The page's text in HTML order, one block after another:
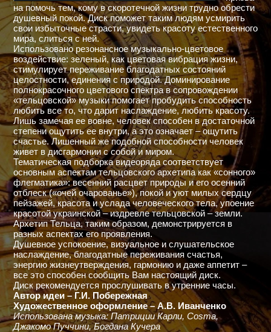
на помочь тем, кому в скоротечной жизни трудно обрести
душевный покой. Диск поможет таким людям усмирить
свои избыточные страсти, увидеть красоту естественного
мира, слиться с ней.
Использовано резонансное музыкально-цветовое
воздействие: зеленый, как цветовая вибрация жизни,
стимулирует переживание благодатных состояний
целостности, единения с природой. Доминирование
полнокрасочного цветового спектра в сопровождении
«тельцовской» музыки помогает пробудить способность
любить все то, что дарит наслаждение, любить красоту.
Лишь замечая ее вовне, человек способен в достаточной
степени ощутить ее внутри, а это означает – ощутить
счастье. Лишенный же подобной способности человек
живет в дисгармонии с собой и миром.
Тематическая подборка видеоряда соответствует
основным аспектам тельцовского архетипа как «сонного»
флегматика»: весенний расцвет природы и его осенний
отблеск («очей очарованье»), покой и уют милых сердцу
пейзажей, красота и услада человеческого тела, упоение
красотой украинской – издревле тельцовской – земли.
Архетип Тельца, таким образом, демонстрируется в
разных аспектах его проявления.
Душевное успокоение, визуальное и слушательское
наслаждение, благодатные переживания счастья,
энергию жизнеутверждения, гармонию и даже аппетит –
все это способен сообщить Вам настоящий диск.
Диск рекомендуется прослушивать в утренние часы.
Автор идеи – Г.И. Побережная
Художественное оформление – А.В. Иванченко
Использована музыка: Патриции Карли, Cosma,
Джакомо Пуччини, Богдана Кучера